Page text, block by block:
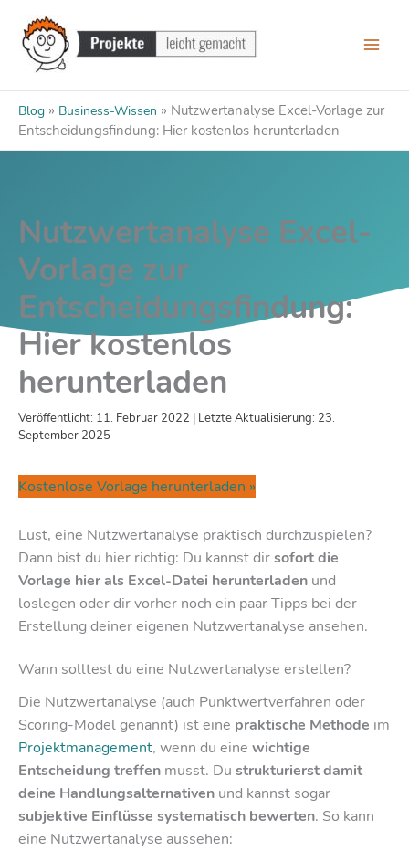
Inhalt
springen
Blog » Business-Wissen » Nutzwertanalyse Excel-Vorlage zur
Entscheidungsfindung: Hier kostenlos herunterladen
Nutzwertanalyse Excel-
Vorlage zur
Entscheidungsfindung:
Hier kostenlos
herunterladen
Veröffentlicht: 11. Februar 2022 | Letzte Aktualisierung: 23.
September 2025
Kostenlose Vorlage herunterladen »
Lust, eine Nutzwertanalyse praktisch durchzuspielen?
Dann bist du hier richtig: Du kannst dirsofort die
Vorlage hier als Excel-Datei herunterladen und
loslegen oder dir vorher noch ein paar Tipps bei der
Erstellung deiner eigenen Nutzwertanalyse ansehen.
Wann solltest du eine Nutzwertanalyse erstellen?
Die Nutzwertanalyse (auch Punktwertverfahren oder
Scoring-Model genannt) ist eine praktische Methode im
Projektmanagement, wenn du eine wichtige
Entscheidung treffen musst. Du strukturierst damit
deine Handlungsalternativen und kannst sogar
subjektive Einflüsse systematisch bewerten. So kann
eine Nutzwertanalyse aussehen: